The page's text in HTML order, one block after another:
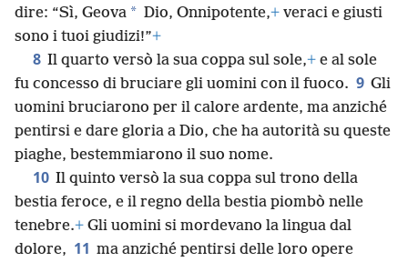
dire: “Sì, Geova * Dio, Onnipotente,+ veraci e giusti
sono i tuoi giudizi!”+
8 Il quarto versò la sua coppa sul sole,+ e al sole
fu concesso di bruciare gli uomini con il fuoco. 9 Gli
uomini bruciarono per il calore ardente, ma anziché
pentirsi e dare gloria a Dio, che ha autorità su queste
piaghe, bestemmiarono il suo nome.
10 Il quinto versò la sua coppa sul trono della
bestia feroce, e il regno della bestia piombò nelle
tenebre.+ Gli uomini si mordevano la lingua dal
dolore, 11 ma anziché pentirsi delle loro opere